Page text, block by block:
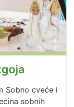
Sobno cveće i
sobnih